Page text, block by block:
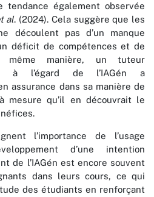
tendance également observée
al. (2024). Cela suggère que les
découlent pas d’un manque
déficit de compétences et de
même manière, un tuteur
à l’égard de l’IAGén a
assurance dans sa manière de
mesure qu’il en découvrait le
l’importance de l’usage
d’une intention
de l’IAGén est encore souvent
dans leurs cours, ce qui
des étudiants en renforçant